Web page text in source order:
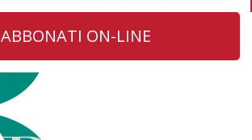
ABBONATI ON-LINE